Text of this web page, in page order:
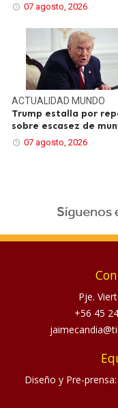
07 agosto, 2026
ACTUALIDAD MUNDO
Trump estalla por
sobre escasez de
07 agosto, 2026
Pje.
+56 45
Diseño y Pre-